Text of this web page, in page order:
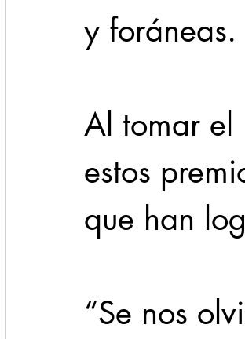
y foráneas.
Al tomar
estos
que han
“Se nos